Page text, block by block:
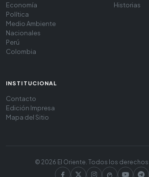
Economía
Política
Medio Ambiente
Nacionales
Perú
Colombia
Historias
INSTITUCIONAL
Contacto
Edición Impresa
Mapa del Sitio
© 2026 El Oriente. Todos los derechos